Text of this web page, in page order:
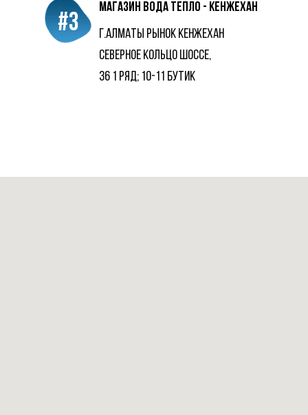
магазин Вода Тепло - кенжехан
#3
г.алматы рынок Кенжехан
Северное Кольцо шоссе,
36 1 ряд; 10-11 бутик